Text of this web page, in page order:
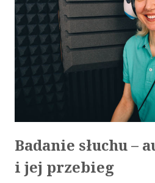
Badanie słuchu –
i jej przebieg